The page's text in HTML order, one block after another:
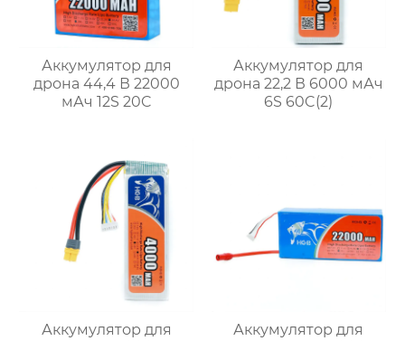
Аккумулятор для
дрона 44,4 В 22000
мАч 12S 20C
Аккумулятор для
дрона 22,2 В 6000 мАч
6S 60C(2)
Аккумулятор для
Аккумулятор для